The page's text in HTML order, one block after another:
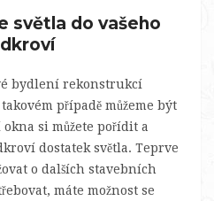
světla do vašeho
bydlení rekonstrukcí
případě můžeme být
si můžete pořídit a
dostatek světla. Teprve
o dalších stavebních
máte možnost se